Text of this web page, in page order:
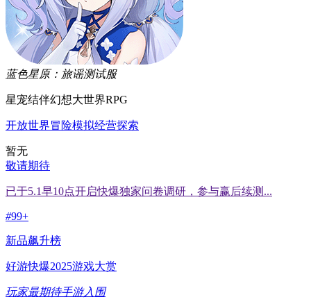
蓝色星原：旅谣测试服
星宠结伴幻想大世界RPG
开放世界冒险模拟经营探索
暂无
敬请期待
已于5.1早10点开启快爆独家问卷调研，参与赢后续测...
#99+
新品飙升榜
好游快爆2025游戏大赏
玩家最期待手游入围